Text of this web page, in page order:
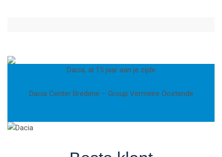
Dacia, al 15 jaar aan je zijde
Dacia Center Bredene – Group Vermeire Oostende